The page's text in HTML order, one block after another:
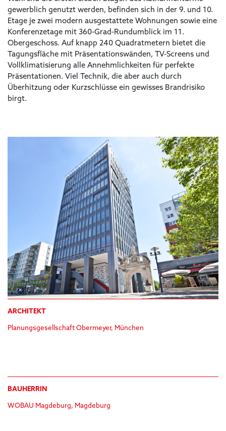
gewerblich genutzt werden, befinden sich in der 9. und 10.
Etage je zwei modern ausgestattete Wohnungen sowie eine
Konferenzetage mit 360-Grad-Rundumblick im 11.
Obergeschoss. Auf knapp 240 Quadratmetern bietet die
Tagungsfläche mit Präsentationswänden, TV-Screens und
Vollklimatisierung alle Annehmlichkeiten für perfekte
Präsentationen. Viel Technik, die aber auch durch
Überhitzung oder Kurzschlüsse ein gewisses Brandrisiko
birgt.
ARCHITEKT
Planungsgesellschaft Obermeyer, München
BAUHERRIN
WOBAU Magdeburg, Magdeburg